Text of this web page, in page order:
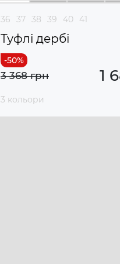
36 37 38 39 40 41
Туфлі дербі
1
3 368 грн
3 кольори